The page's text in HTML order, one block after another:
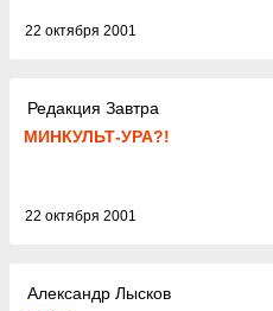
22 октября 2001
Редакция Завтра
МИНКУЛЬТ-УРА?!
22 октября 2001
Александр Лысков